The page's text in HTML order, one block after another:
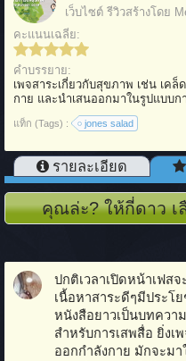
เว็บไซต์ รีวิวสร้างโดย
คะแนนเฉลี่ย:
คำบรรยาย:
เพจสาระเกี่ยวกับสุขภาพ เช่น เค
กาย และนำเสนออกมาในรูปแบบก
แท็ก (Tags) : jones salad
รายละเอียด
คุณล่ะ? ให้กี่ดาว
ปกติเวลาเปิดหน้าเฟส
เนื้อหาสาระดีๆมีประโ
หนังสือยาวเป็นบทควา
สำหรับการเสพสื่อ ยิ่งเ
ออกกำลังกาย มักจะม